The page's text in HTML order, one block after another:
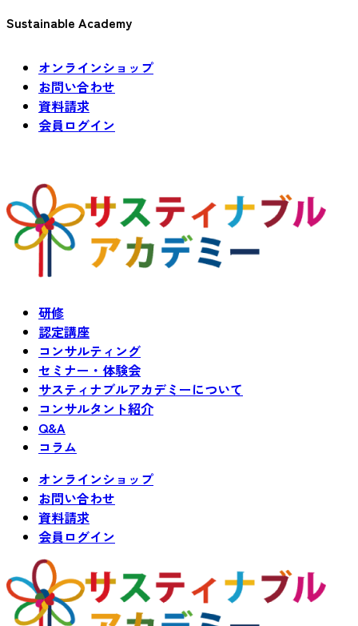
Sustainable Academy
オンラインショップ
お問い合わせ
資料請求
会員ログイン
研修
認定講座
コンサルティング
セミナー・体験会
サスティナブルアカデミーについて
コンサルタント紹介
Q&A
コラム
オンラインショップ
お問い合わせ
資料請求
会員ログイン